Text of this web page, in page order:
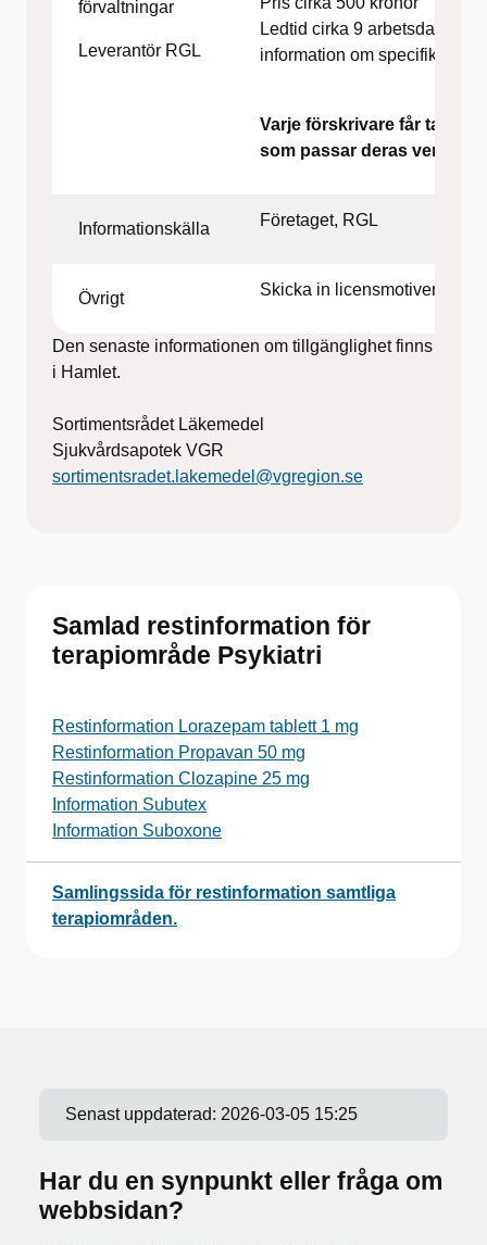
förvaltningar
Leverantör RGL
Ledtid cirka 9 arbetsdagar
information om specifik
Varje förskrivare får ta
som passar deras
Informationskälla Företaget, RGL
Övrigt Skicka in licensmotivering
Den senaste informationen om tillgänglighet finns
i Hamlet.
Sortimentsrådet Läkemedel
Sjukvårdsapotek VGR
sortimentsradet.lakemedel@vgregion.se
Samlad restinformation för
terapiområde Psykiatri
Restinformation Lorazepam tablett 1 mg
Restinformation Propavan 50 mg
Restinformation Clozapine 25 mg
Information Subutex
Information Suboxone
Samlingssida för restinformation samtliga
terapiområden.
Senast uppdaterad: 2026-03-05 15:25
Har du en synpunkt eller fråga om
webbsidan?